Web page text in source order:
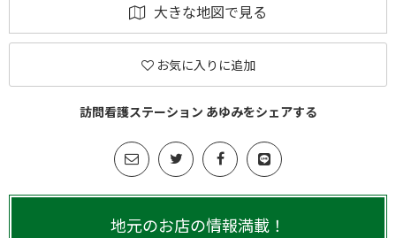
大きな地図で見る
お気に入りに追加
訪問看護ステーション あゆみをシェアする
地元のお店の情報満載！